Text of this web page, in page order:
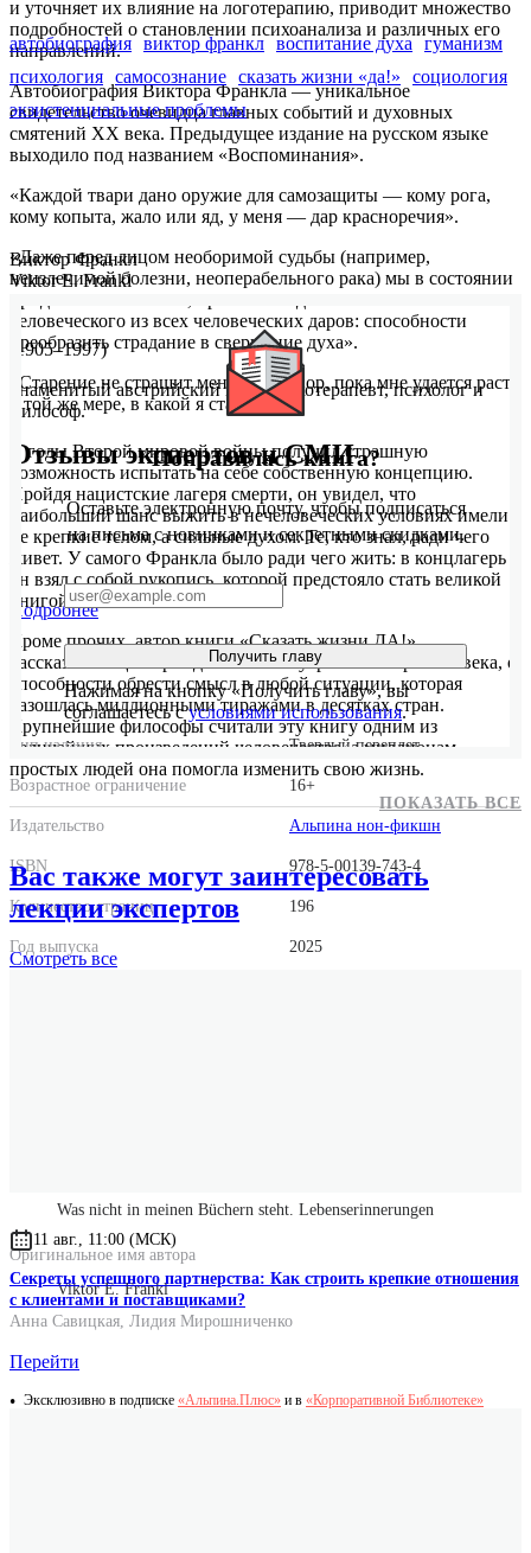
и уточняет их влияние на логотерапию, приводит множество
подробностей о становлении психоанализа и различных его
направлений.
Автобиография Виктора Франкла — уникальное
свидетельство очевидца главных событий и духовных
смятений ХХ века. Предыдущее издание на русском языке
выходило под названием «Воспоминания».
«Каждой твари дано оружие для самозащиты — кому рога,
кому копыта, жало или яд, у меня — дар красноречия».
«Даже перед лицом необоримой судьбы (например,
неизлечимой болезни, неоперабельного рака) мы в состоянии
человеческого из всех человеческих даров: способности
преобразить страдание в свершение духа».
«Старение не страшит меня до тех пор, пока мне удается расти
в той же мере, в какой я старею».
Отзывы экспертов и СМИ
автобиография виктор франкл воспитание духа
гуманизм
психология самосознание сказать жизни «да!»
социология
экзистенциальные проблемы
Виктор Франкл
Viktor E. Frankl
(1905–1997)
Знаменитый австрийский врач-психотерапевт, психолог и
философ.
В годы Второй мировой войны получил страшную
возможность испытать на себе собственную концепцию.
Пройдя нацистские лагеря смерти, он увидел, что
наибольший шанс выжить в нечеловеческих условиях имели
не крепкие телом, а сильные духом. Те, кто знал, ради чего
живет. У самого Франкла было ради чего жить: в концлагерь
он взял с собой рукопись, которой предстояло стать великой
книгой.
Кроме прочих, автор книги «Сказать жизни ДА!»,
рассказывающей прежде всего о внутреннем мире человека, о
способности обрести смысл в любой ситуации, которая
разошлась миллионными тиражами в десятках стран.
Крупнейшие философы считали эту книгу одним из
величайших произведений человечества, а миллионам
простых людей она помогла изменить свою жизнь.
Подробнее
Тип издания Твердый переплет
Возрастное ограничение 16+
Издательство Альпина нон-фикшн
ISBN 978-5-00139-743-4
Количество страниц 196
Год выпуска 2025
Was nicht in meinen Büchern steht. Lebenserinnerungen
Оригинальное имя автора
Viktor E. Frankl
Понравилась книга?
Оставьте электронную почту, чтобы подписаться
на письма с новинками и секретными скидками.
Получить главу
Нажимая на кнопку «Получить главу», вы
соглашаетесь сусловиями использования.
ПОКАЗАТЬ ВСЕ
Вас также могут заинтересовать
лекции экспертов
Смотретьвсе
11 авг., 11:00 (МСК)
Секреты успешного партнерства: Как строить крепкие отношения
с клиентами и поставщиками?
Анна Савицкая, Лидия Мирошниченко
Перейти
Эксклюзивно в подписке «Альпина.Плюс» и в «Корпоративной Библиотеке»